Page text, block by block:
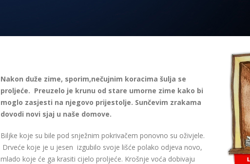
Nakon duže zime, sporim,nečujnim koracima šulja se
proljeće. Preuzelo je krunu od stare umorne zime kako bi
moglo zasjesti na njegovo prijestolje. Sunčevim zrakama
dovodi novi sjaj u naše domove.
Biljke koje su bile pod snježnim pokrivačem ponovno su oživjele.
Drveće koje je u jesen izgubilo svoje lišće polako odjeva novo,
mlado koje će ga krasiti cijelo proljeće. Krošnje voća dobivaju